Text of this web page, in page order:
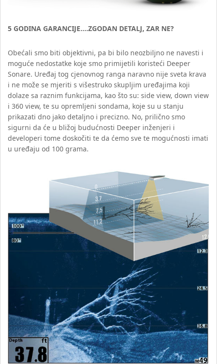
5 GODINA GARANCIJE….ZGODAN DETALJ, ZAR NE?
Obećali smo biti objektivni, pa bi bilo neozbiljno ne navesti i
moguće nedostatke koje smo primijetili koristeći Deeper
Sonare. Uređaj tog cjenovnog ranga naravno nije sveta krava
i ne može se mjeriti s višestruko skupljim uređajima koji
dolaze sa raznim funkcijama, kao što su: side view, down view
i 360 view, te su opremljeni sondama, koje su u stanju
prikazati dno jako detaljno i precizno. No, prilično smo
sigurni da će u bližoj budućnosti Deeper inženjeri i
developeri tome doskočiti te da ćemo sve te mogućnosti imati
u uređaju od 100 grama.